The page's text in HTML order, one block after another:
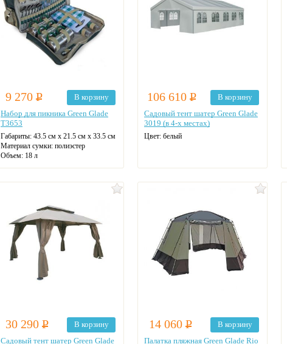
9 270 Р
В корзину
Набор для пикника Green Glade
T3653
Габариты: 43.5 см х 21.5 см х 33.5 см
Материал сумки: полиэстер
Объем: 18 л
106 610 Р
В корзину
Садовый тент шатер Green Glade
3019 (в 4-х местах)
Цвет: белый
30 290 Р
В корзину
Садовый тент шатер Green Glade
14 060 Р
В корзину
Палатка пляжная Green Glade Rio